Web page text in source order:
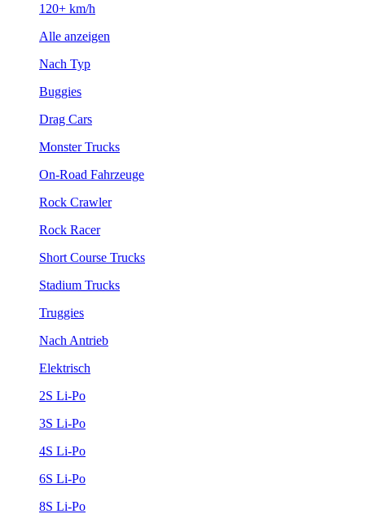
120+ km/h
Alle anzeigen
Nach Typ
Buggies
Drag Cars
Monster Trucks
On-Road Fahrzeuge
Rock Crawler
Rock Racer
Short Course Trucks
Stadium Trucks
Truggies
Nach Antrieb
Elektrisch
2S Li-Po
3S Li-Po
4S Li-Po
6S Li-Po
8S Li-Po